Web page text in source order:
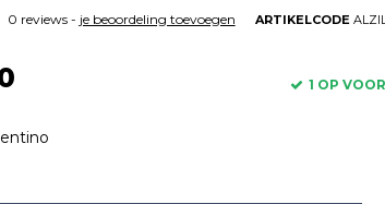
0 reviews - je beoordeling toevoegen ARTIKELCODE
1 OP